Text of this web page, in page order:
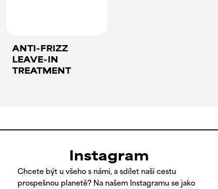
ANTI-FRIZZ
LEAVE-IN
TREATMENT
Instagram
Chcete být u všeho s námi, a sdílet naši cestu
prospešnou planetě? Na našem Instagramu se jako